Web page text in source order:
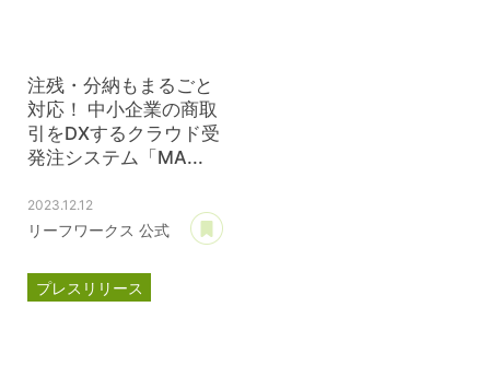
注残・分納もまるごと
対応！ 中小企業の商取
引をDXするクラウド受
発注システム「MA...
2023.12.12
リーフワークス 公式
プレスリリース